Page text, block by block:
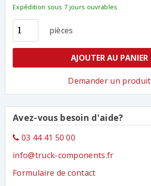
Expédition sous 7 jours ouvrables
pièces
AJOUTER AU PANIER
Demander un produit
Avez-vous besoin d'aide?
03 44 41 50 00
info@truck-components.fr
Formulaire de contact